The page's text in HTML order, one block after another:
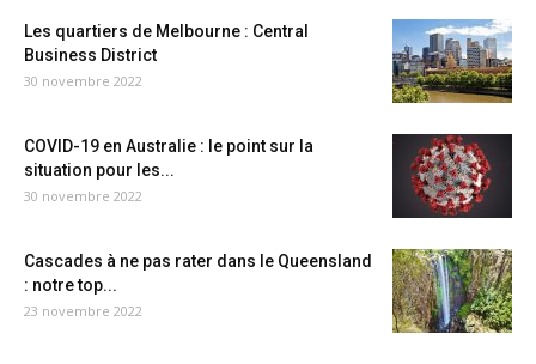
Les quartiers de Melbourne : Central
Business District
30 novembre 2022
COVID-19 en Australie : le point sur la
situation pour les...
30 novembre 2022
Cascades à ne pas rater dans le Queensland
: notre top...
23 novembre 2022